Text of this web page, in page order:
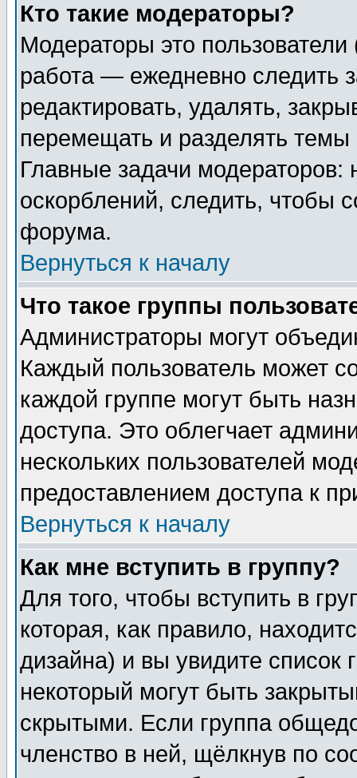
Кто такие модераторы?
Модераторы это
работа — ежедневно следить
редактировать, удалять,
перемещать и разделять
Главные задачи
оскорблений, следить, чтобы
форума.
Вернуться к началу
Что такое группы
Администраторы могут
Каждый пользователь может
каждой группе могут быть
доступа. Это облегчает
нескольких пользователей
предоставлением доступа к
Вернуться к началу
Как мне вступить в группу?
Для того, чтобы вступить в
которая, как правило,
дизайна) и вы увидите список
некоторый могут быть
скрытыми. Если группа
членство в ней, щёлкнув по